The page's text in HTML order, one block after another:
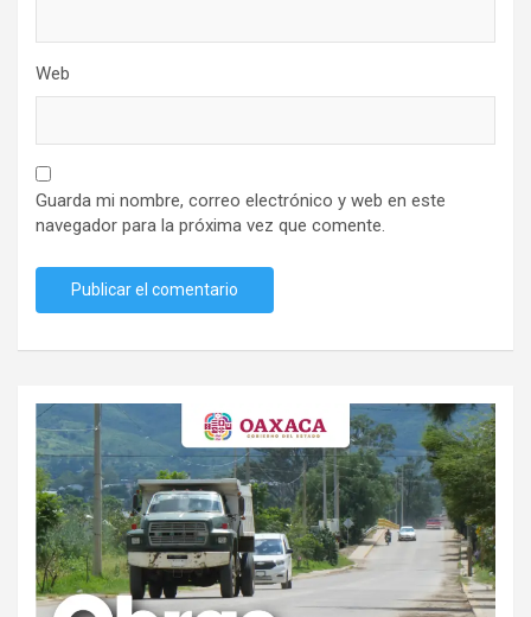
Web
Guarda mi nombre, correo electrónico y web en este
navegador para la próxima vez que comente.